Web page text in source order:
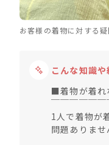
お客様の着物に対する
こんな知識や
■着物が着れ
￣￣￣￣￣
1人で着物が
問題ありませ